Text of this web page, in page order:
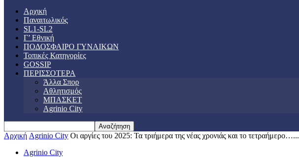
Αρχική
Παναιτωλικός
SL1-SL2
Γ’ Εθνική
ΠΟΔΟΣΦΑΙΡΟ ΓΥΝΑΙΚΩΝ
Τοπικές Κατηγορίες
GOSSIP
ΠΕΡΙΣΣΟΤΕΡΑ
Άλλα Σπορ
Αθλητισμός
ΜΠΑΣΚΕΤ
Agrinio City
Αρχική Agrinio City Οι αργίες του 2025: Τα τριήμερα της νέας χρονιάς και το τετραήμερο…...
Agrinio City